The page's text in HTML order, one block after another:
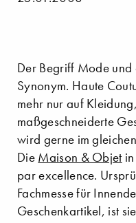
Der Begriff Mode und
Synonym. Haute
mehr nur auf
maßgeschneiderte
wird gerne im
Die Maison & Objet
par excellence.
Fachmesse für
Geschenkartikel, ist